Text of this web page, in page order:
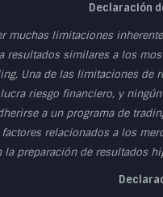
Declaración
muchas limitaciones
resultados similares a los
Una de las limitaciones
riesgo financiero, y
a un programa de
relacionados a los
preparación de resultados